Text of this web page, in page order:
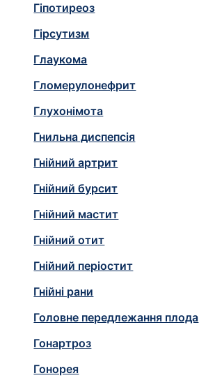
Гіпотиреоз
Гірсутизм
Глаукома
Гломерулонефрит
Глухонімота
Гнильна диспепсія
Гнійний артрит
Гнійний бурсит
Гнійний мастит
Гнійний отит
Гнійний періостит
Гнійні рани
Головне передлежання плода
Гонартроз
Гонорея